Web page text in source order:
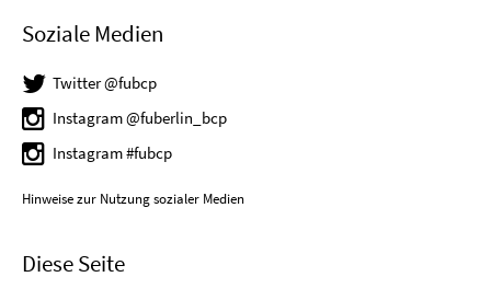
Soziale Medien
Twitter @fubcp
Instagram @fuberlin_bcp
Instagram #fubcp
Hinweise zur Nutzung sozialer Medien
Diese Seite